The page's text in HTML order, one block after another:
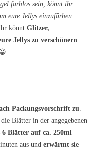
farblos sein, könnt ihr
eure Jellys einzufärben.
könnt Glitzer,
Jellys zu verschönern.
Packungsvorschrift zu.
Blätter in der angegebenen
6 Blätter auf ca. 250ml
aus und erwärmt sie